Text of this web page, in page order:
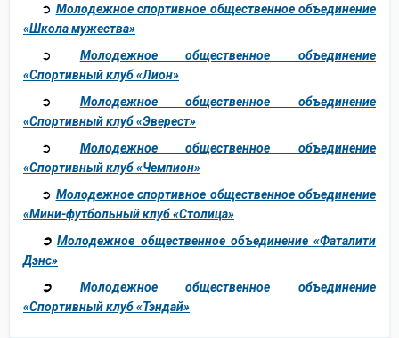
➲ Молодежное спортивное общественное объединение
«Школа мужества»
➲ Молодежное общественное объединение
«Спортивный клуб «Лион»
➲ Молодежное общественное объединение
«Спортивный клуб «Эверест»
➲ Молодежное общественное объединение
«Спортивный клуб «Чемпион»
➲ Молодежное спортивное общественное объединение
«Мини-футбольный клуб «Столица»
➲Молодежное общественное объединение «Фаталити
Дэнс»
➲ Молодежное общественное объединение
«Спортивный клуб «Тэндай»